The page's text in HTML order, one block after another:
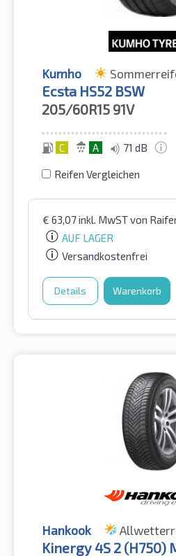
Kumho
Ecsta HS52 BSW
205/60R15 91V
C A 71 dB
Reifen Vergleichen
€ 63,07inkl. MwSTvon
AUF LAGER
Versandkostenfrei
Details Warenkorb
Hankook
Kinergy 4S 2 (H750)